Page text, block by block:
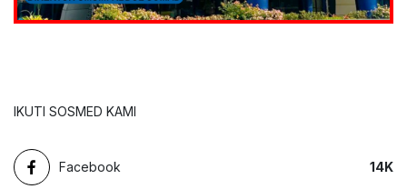
IKUTI SOSMED KAMI
Facebook 14K